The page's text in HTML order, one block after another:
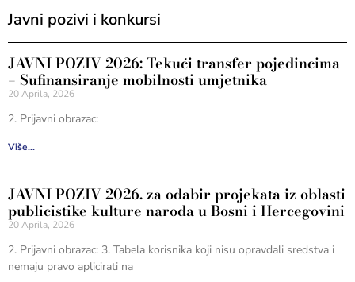
Javni pozivi i konkursi
JAVNI POZIV 2026: Tekući transfer pojedincima
– Sufinansiranje mobilnosti umjetnika
20 Aprila, 2026
2. Prijavni obrazac:
Više...
JAVNI POZIV 2026. za odabir projekata iz oblasti
publicistike kulture naroda u Bosni i Hercegovini
20 Aprila, 2026
2. Prijavni obrazac: 3. Tabela korisnika koji nisu opravdali sredstva i
nemaju pravo aplicirati na